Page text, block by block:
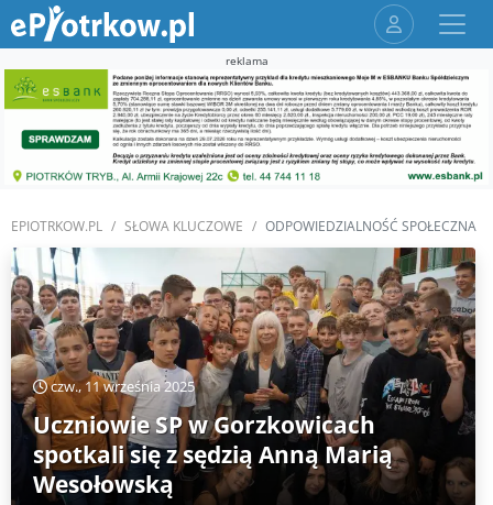
reklama
EPIOTRKOW.PL SŁOWA KLUCZOWE ODPOWIEDZIALNOŚĆ SPOŁECZNA
czw., 11 września 2025
Uczniowie SP w Gorzkowicach
spotkali się z sędzią Anną Marią
Wesołowską